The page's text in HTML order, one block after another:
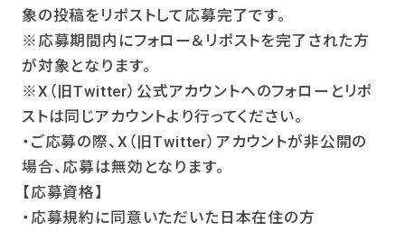
象の投稿をリポストして応募完了です。
※応募期間内にフォロー＆リポストを完了された方
が対象となります。
※X（旧Twitter）公式アカウントへのフォローとリポ
ストは同じアカウントより行ってください。
・ご応募の際、X（旧Twitter）アカウントが非公開の
場合、応募は無効となります。
【応募資格】
・応募規約に同意いただいた日本在住の方